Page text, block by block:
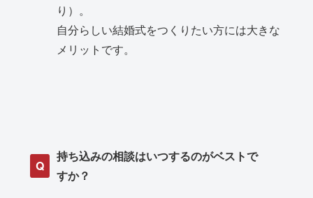
り）。
自分らしい結婚式をつくりたい方には大きな
メリットです。
Q
持ち込みの相談はいつするのがベストで
すか？